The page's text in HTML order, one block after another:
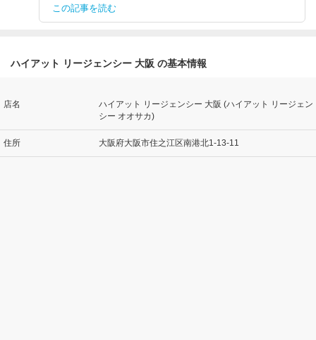
この記事を読む
ハイアット リージェンシー 大阪 の基本情報
店名
ハイアット リージェンシー 大阪 (ハイアット リージェン
シー オオサカ)
住所 大阪府大阪市住之江区南港北1-13-11